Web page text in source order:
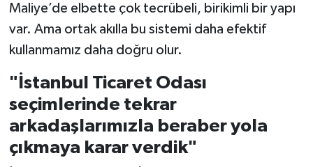
Maliye’de elbette çok tecrübeli, birikimli bir yapı
var. Ama ortak akılla bu sistemi daha efektif
kullanmamız daha doğru olur.
"İstanbul Ticaret Odası
seçimlerinde tekrar
arkadaşlarımızla beraber yola
çıkmaya karar verdik"